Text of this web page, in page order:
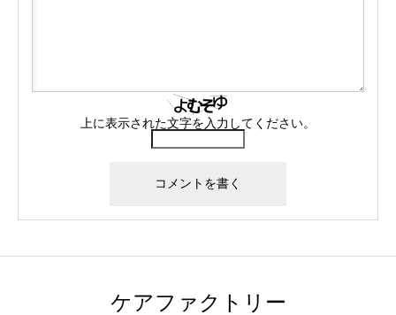
上に表示された文字を入力してください。
ケアファクトリー